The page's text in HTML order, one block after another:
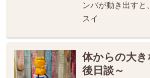
ンバが動き出すと
スイ
体からの大き
後日談～